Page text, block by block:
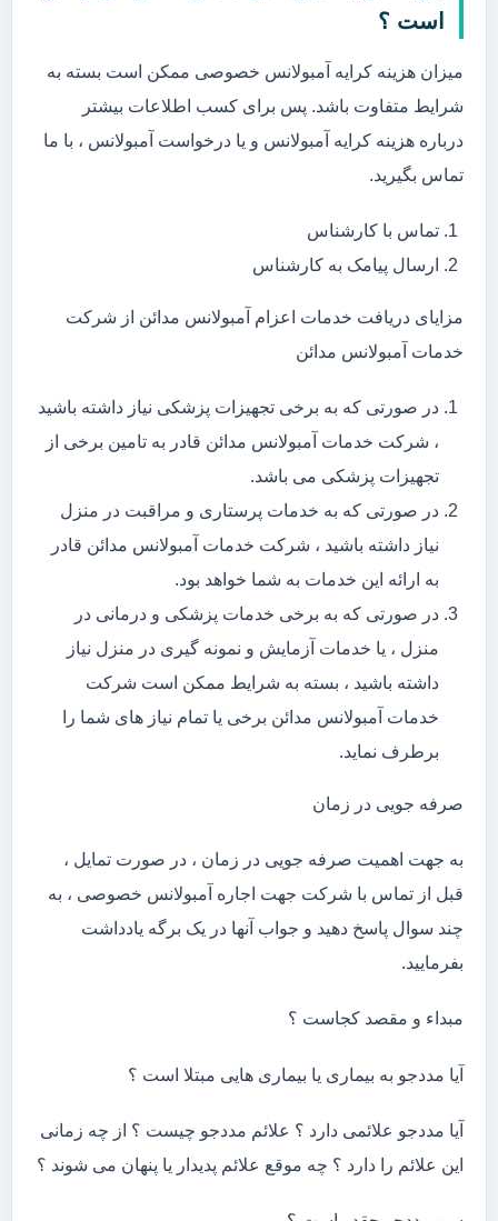
است ؟
میزان هزینه کرایه آمبولانس خصوصی ممکن است بسته به
شرایط متفاوت باشد. پس برای کسب اطلاعات بیشتر
درباره هزینه کرایه آمبولانس و یا درخواست آمبولانس ، با ما
تماس بگیرید.
تماس با کارشناس
ارسال پیامک به کارشناس
مزایای دریافت خدمات اعزام آمبولانس مدائن از شرکت
خدمات آمبولانس مدائن
در صورتی که به برخی تجهیزات پزشکی نیاز داشته باشید
، شرکت خدمات آمبولانس مدائن قادر به تامین برخی از
تجهیزات پزشکی می باشد.
در صورتی که به خدمات پرستاری و مراقبت در منزل
نیاز داشته باشید ، شرکت خدمات آمبولانس مدائن قادر
به ارائه این خدمات به شما خواهد بود.
در صورتی که به برخی خدمات پزشکی و درمانی در
منزل ، یا خدمات آزمایش و نمونه گیری در منزل نیاز
داشته باشید ، بسته به شرایط ممکن است شرکت
خدمات آمبولانس مدائن برخی یا تمام نیاز های شما را
برطرف نماید.
صرفه جویی در زمان
به جهت اهمیت صرفه جویی در زمان ، در صورت تمایل ،
قبل از تماس با شرکت جهت اجاره آمبولانس خصوصی ، به
چند سوال پاسخ دهید و جواب آنها در یک برگه یادداشت
بفرمایید.
مبداء و مقصد کجاست ؟
آیا مددجو به بیماری یا بیماری هایی مبتلا است ؟
آیا مددجو علائمی دارد ؟ علائم مددجو چیست ؟ از چه زمانی
این علائم را دارد ؟ چه موقع علائم پدیدار یا پنهان می شوند ؟